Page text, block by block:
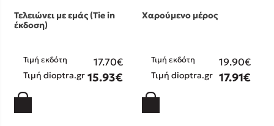
Τελειώνει με εμάς (Tie in
έκδοση)
Τιμή εκδότη 17.70€
Τιμή dioptra.gr 15.93€
Χαρούμενο μέρος
Τιμή εκδότη 19.90€
Τιμή dioptra.gr 17.91€